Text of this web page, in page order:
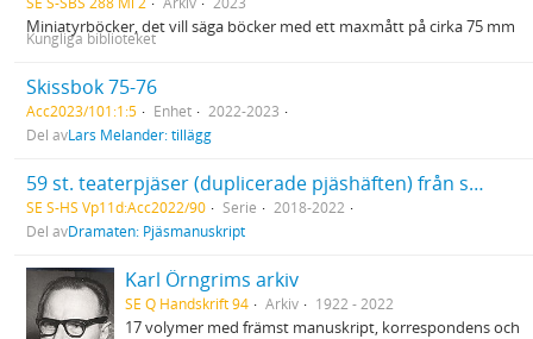
Miniatyrböcker, det vill säga böcker med ett maxmått på cirka 75 mm
Kungliga biblioteket
Skissbok 75-76
Acc2023/101:1:5 Enhet
2022-2023
Del avLars Melander: tillägg
59 st. teaterpjäser (duplicerade pjäshäften) från spelåren 2018-2022.
SE S-HS Vp11d:Acc2022/90 Serie
2018-2022
Del avDramaten: Pjäsmanuskript
Karl Örngrims arkiv
SE Q Handskrift 94 Arkiv 1922 - 2022
17 volymer med främst manuskript, korrespondens och